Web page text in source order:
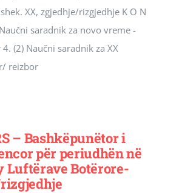
XX, zgjedhje/rizgjedhje K O N
saradnik za novo vreme -
(2) Naučni saradnik za XX
reizbor
– Bashkëpunëtor i
për periudhën në
Luftërave Botërore-